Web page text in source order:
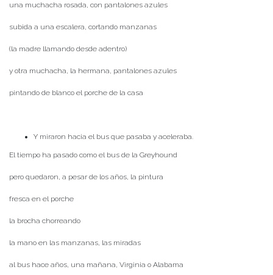
una muchacha rosada, con pantalones azules
subida a una escalera, cortando manzanas
(la madre llamando desde adentro)
y otra muchacha, la hermana, pantalones azules
pintando de blanco el porche de la casa
Y miraron hacia el bus que pasaba y aceleraba.
El tiempo ha pasado como el bus de la Greyhound
pero quedaron, a pesar de los años, la pintura
fresca en el porche
la brocha chorreando
la mano en las manzanas, las miradas
al bus hace años, una mañana, Virginia o Alabama